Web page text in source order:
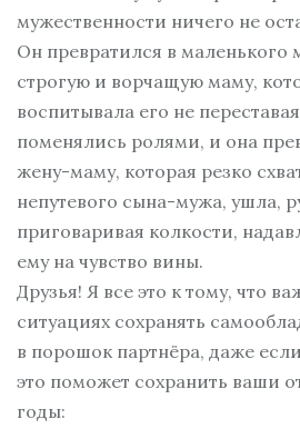
мужественности ничего не
Он превратился в маленького
строгую и ворчащую маму,
воспитывала его не
поменялись ролями, и она
жену-маму, которая резко
непутевого сына-мужа, ушла,
приговаривая колкости,
ему на чувство вины.
Друзья! Я все это к тому, что
ситуациях сохранять
в порошок партнёра, даже
это поможет сохранить ваши
годы: